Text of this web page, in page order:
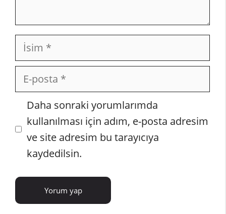
İsim
posta
İnternet
sitesi
Daha sonraki yorumlarımda
kullanılması için adım, e-posta adresim
ve site adresim bu tarayıcıya
kaydedilsin.